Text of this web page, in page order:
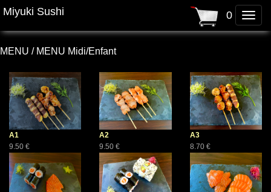
Toggle
Miyuki Sushi 0
MENU / MENU Midi/Enfant
A1
9.50 €
A2
9.50 €
A3
8.70 €